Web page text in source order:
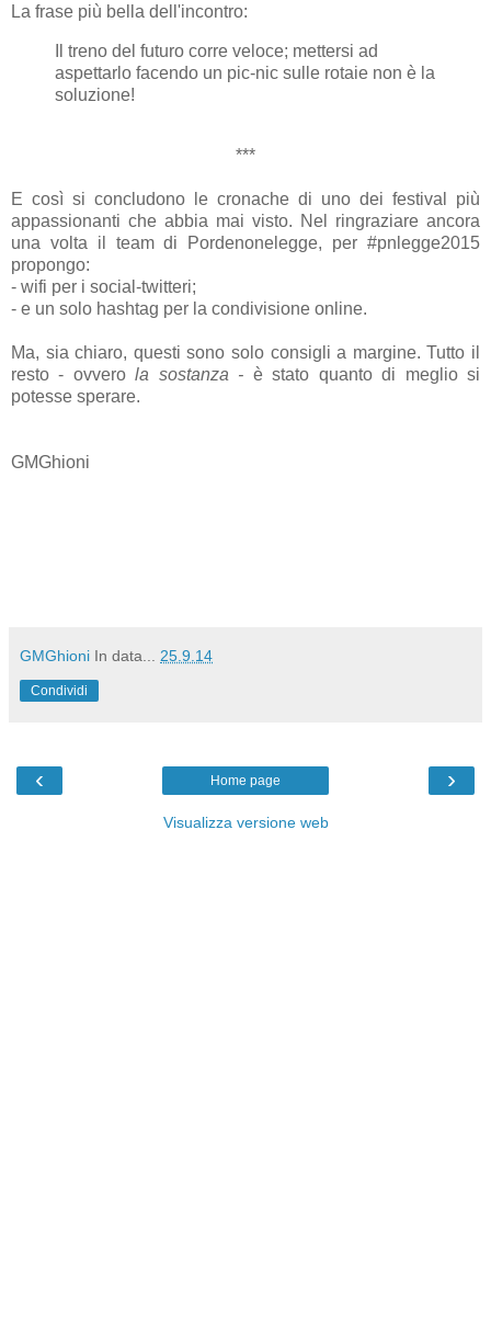
La frase più bella dell'incontro:
Il treno del futuro corre veloce; mettersi ad
aspettarlo facendo un pic-nic sulle rotaie non è la
soluzione!
***
E così si concludono le cronache di uno dei festival più
appassionanti che abbia mai visto. Nel ringraziare ancora
una volta il team di Pordenonelegge, per #pnlegge2015
propongo:
- wifi per i social-twitteri;
- e un solo hashtag per la condivisione online.
Ma, sia chiaro, questi sono solo consigli a margine. Tutto il
resto - ovverola sostanza - è stato quanto di meglio si
potesse sperare.
GMGhioni
GMGhioni In data... 25.9.14
Condividi
‹ ›
Home page
Visualizza versione web